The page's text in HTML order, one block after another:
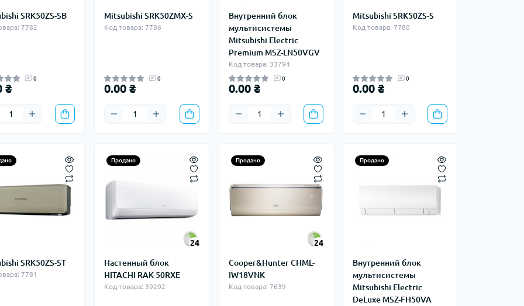
SRK50ZS-SB
7782
0
₴
Mitsubishi SRK50ZMX-S
Код товара: 7786
0
0.00 ₴
Внутренний блок
мультисистемы
Mitsubishi Electric
Premium MSZ-LN50VGV
Код товара: 33794
0
0.00 ₴
Mitsubishi SRK50ZS-S
Код товара: 7780
0
0.00 ₴
SRK50ZS-ST
7781
Продано
24
Настенный блок
HITACHI RAK-50RXE
Код товара: 39202
Продано
24
Cooper&Hunter CHML-
IW18VNK
Код товара: 7639
Продано
Внутренний блок
мультисистемы
Mitsubishi Electric
DeLuxe MSZ-FH50VA